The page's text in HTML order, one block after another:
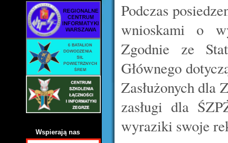
Wspierają nas
Podczas
wnioskami o
Zgodnie ze
Głównego
Zasłużonych dla
zasługi dla
wyraziki swoje